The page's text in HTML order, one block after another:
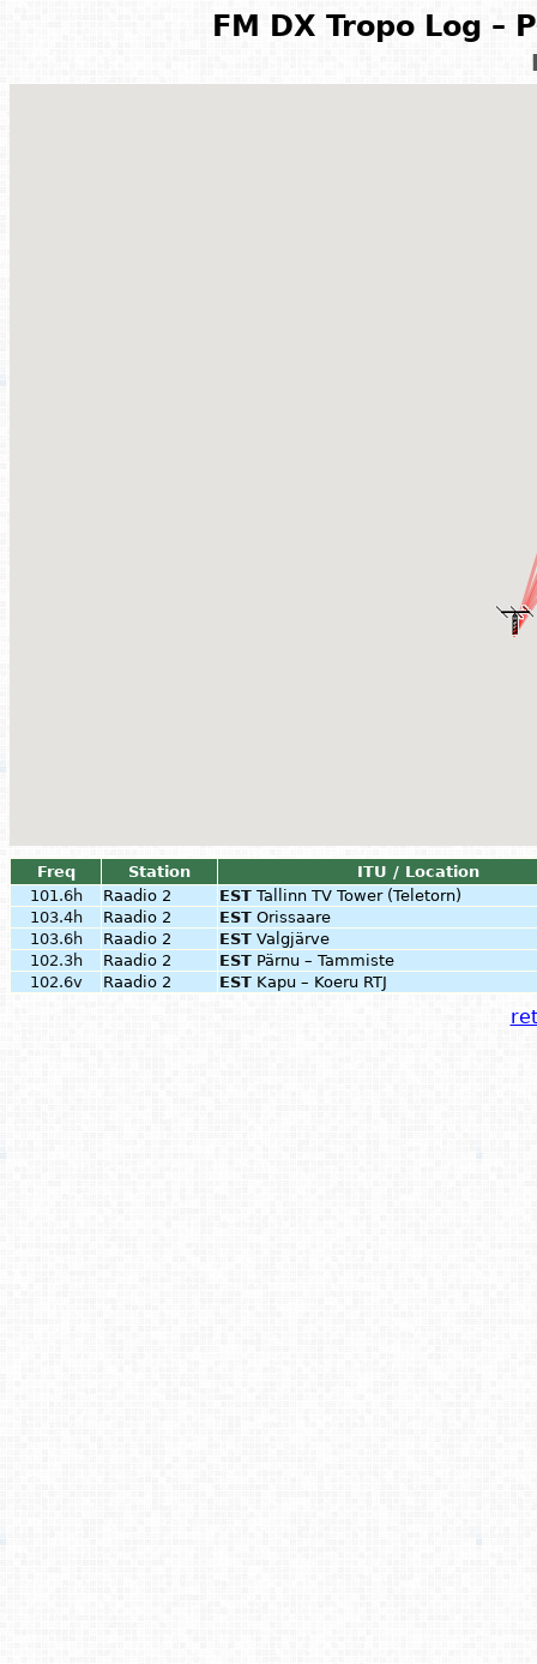
FM DX Tropo Log –
Freq Station
ITU / Location
101.6h
Raadio 2 EST Tallinn TV Tower (Teletorn)
103.4h
Raadio 2 EST Orissaare
103.6h
Raadio 2 EST Valgjärve
102.3h
Raadio 2 EST Pärnu – Tammiste
102.6v
Raadio 2 EST Kapu – Koeru RTJ